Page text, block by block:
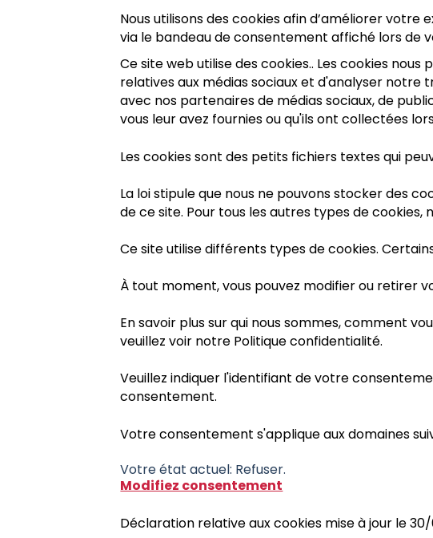
Nous utilisons des cookies afin d’améliorer
via le bandeau de consentement affiché lors de
Ce site web utilise des cookies.. Les cookies
relatives aux médias sociaux et d'analyser
avec nos partenaires de médias sociaux, de
vous leur avez fournies ou qu'ils ont collectées
Les cookies sont des petits fichiers textes qui
La loi stipule que nous ne pouvons stocker des
de ce site. Pour tous les autres types de cookies,
Ce site utilise différents types de cookies.
À tout moment, vous pouvez modifier ou retirer
En savoir plus sur qui nous sommes, comment
veuillez voir notre Politique confidentialité.
Veuillez indiquer l'identifiant de votre
consentement.
Votre consentement s'applique aux domaines
Votre état ​​actuel: Refuser.
Modifiez consentement
Déclaration relative aux cookies mise à jour le